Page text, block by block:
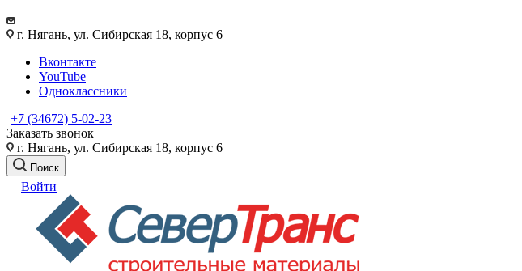
г. Нягань, ул. Сибирская 18, корпус 6
Вконтакте
YouTube
Одноклассники
+7 (34672) 5-02-23
Заказать звонок
г. Нягань, ул. Сибирская 18, корпус 6
Поиск
Войти